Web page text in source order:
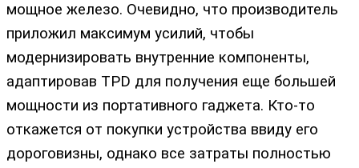
мощное железо. Очевидно, что производитель
приложил максимум усилий, чтобы
модернизировать внутренние компоненты,
адаптировав TPD для получения еще большей
мощности из портативного гаджета. Кто-то
откажется от покупки устройства ввиду его
дороговизны, однако все затраты полностью